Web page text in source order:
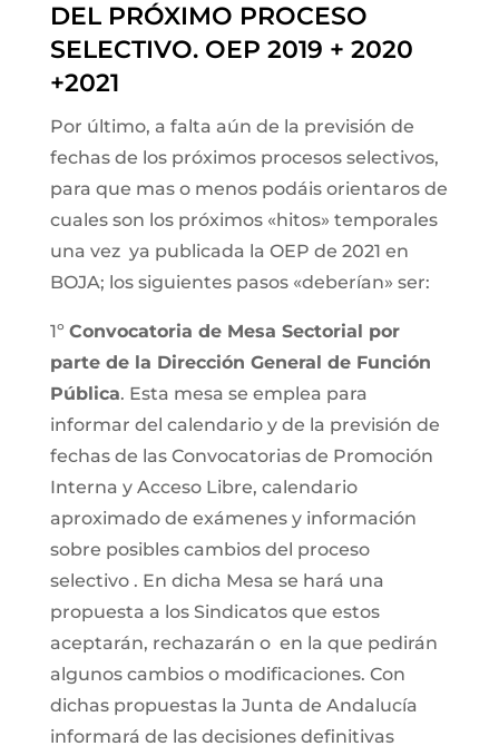
DEL PRÓXIMO PROCESO
SELECTIVO. OEP 2019 + 2020
+2021
Por último, a falta aún de la previsión de
fechas de los próximos procesos selectivos,
para que mas o menos podáis orientaros de
cuales son los próximos «hitos» temporales
una vez ya publicada la OEP de 2021 en
BOJA; los siguientes pasos «deberían» ser:
1º Convocatoria de Mesa Sectorial por
parte de la Dirección General de Función
Pública. Esta mesa se emplea para
informar del calendario y de la previsión de
fechas de las Convocatorias de Promoción
Interna y Acceso Libre, calendario
aproximado de exámenes y información
sobre posibles cambios del proceso
selectivo . En dicha Mesa se hará una
propuesta a los Sindicatos que estos
aceptarán, rechazarán o en la que pedirán
algunos cambios o modificaciones. Con
dichas propuestas la Junta de Andalucía
informará de las decisiones definitivas